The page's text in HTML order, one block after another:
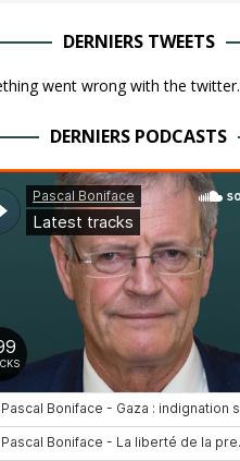
DERNIERS TWEETS
went wrong with the twitter.
DERNIERS PODCASTS